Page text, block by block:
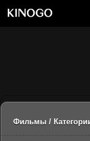
Фильмы /